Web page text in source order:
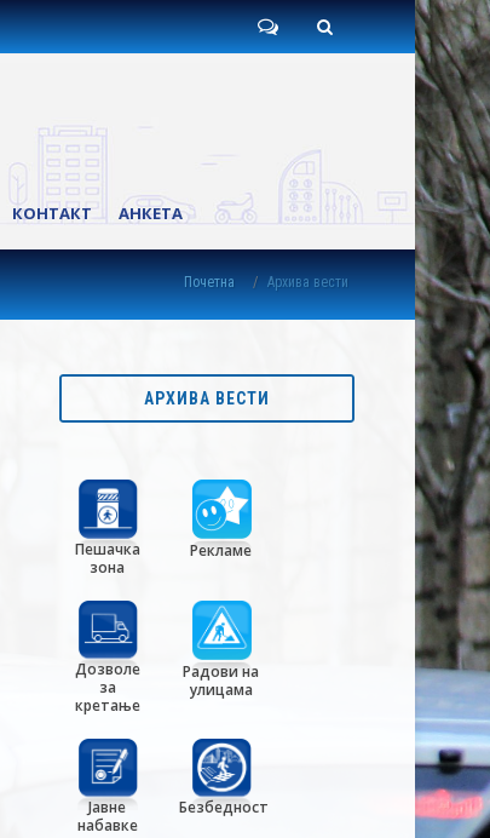
КОНТАКТ АНКЕТА
Почетна Архива вести
АРХИВА ВЕСТИ
Пешачка
зона
Рекламе
Дозволе
за
кретање
Радови на
улицама
Јавне
набавке
Безбедност